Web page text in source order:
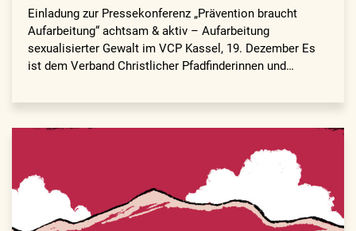
Einladung zur Pressekonferenz „Prävention braucht
Aufarbeitung“ achtsam & aktiv – Aufarbeitung
sexualisierter Gewalt im VCP Kassel, 19. Dezember Es
ist dem Verband Christlicher Pfadfinderinnen und…